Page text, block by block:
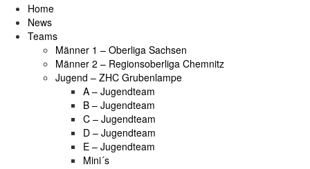
Home
News
Teams
Männer 1 – Oberliga Sachsen
Männer 2 – Regionsoberliga Chemnitz
Jugend – ZHC Grubenlampe
A – Jugendteam
B – Jugendteam
C – Jugendteam
D – Jugendteam
E – Jugendteam
Mini´s